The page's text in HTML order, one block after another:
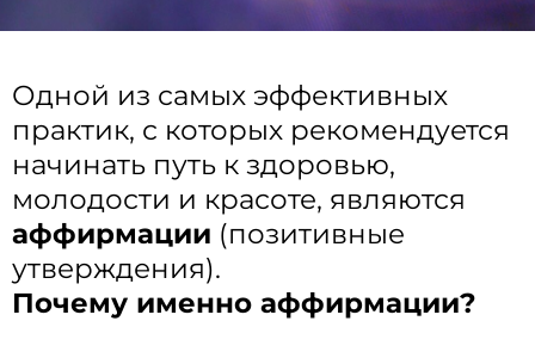
Одной из самых эффективных
практик, с которых рекомендуется
начинать путь к здоровью,
молодости и красоте, являются
аффирмации (позитивные
утверждения).
Почему именно аффирмации?